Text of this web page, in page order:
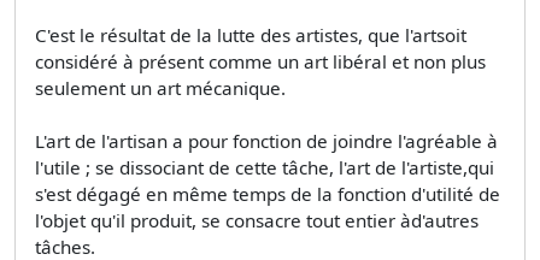
C'est le résultat de la lutte des artistes, que l'artsoit
considéré à présent comme un art libéral et non plus
seulement un art mécanique.
L'art de l'artisan a pour fonction de joindre l'agréable à
l'utile ; se dissociant de cette tâche, l'art de l'artiste,qui
s'est dégagé en même temps de la fonction d'utilité de
l'objet qu'il produit, se consacre tout entier àd'autres
tâches.